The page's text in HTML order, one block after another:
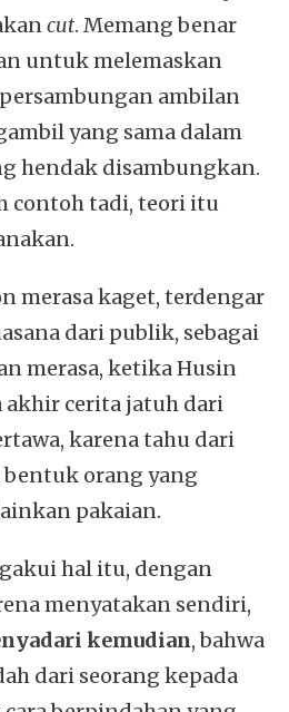
cut. Memang benar
untuk melemaskan
ambilan
yang sama dalam
hendak disambungkan.
contoh tadi, teori itu
merasa kaget, terdengar
dari publik, sebagai
merasa, ketika Husin
akhir cerita jatuh dari
karena tahu dari
orang yang
pakaian.
hal itu, dengan
menyatakan sendiri,
kemudian, bahwa
dari seorang kepada